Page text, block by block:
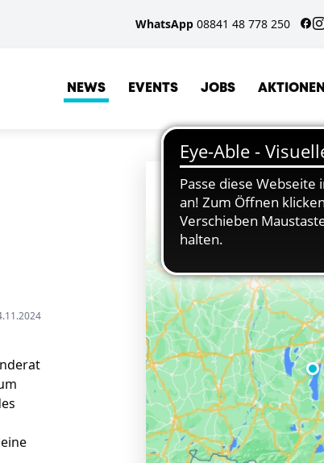
WhatsApp 08841 48 778 250
NEWS EVENTS JOBS AKTIONEN
ORTE
PÖCKING